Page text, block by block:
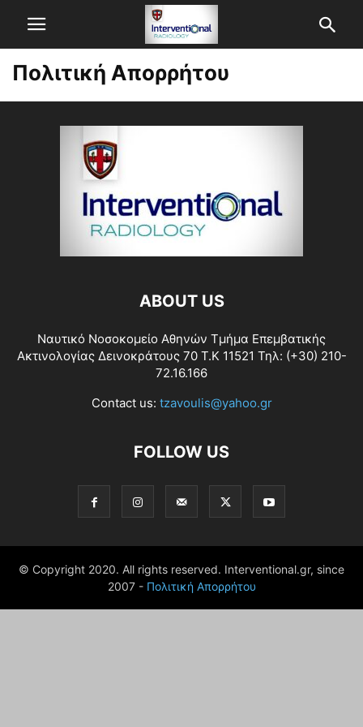
Πολιτική Απορρήτου
ABOUT US
Ναυτικό Νοσοκομείο Αθηνών Τμήμα Επεμβατικής
Ακτινολογίας Δεινοκράτους 70 Τ.Κ 11521 Τηλ: (+30) 210-
72.16.166
Contact us: tzavoulis@yahoo.gr
FOLLOW US
© Copyright 2020. All rights reserved. Interventional.gr, since
2007 - Πολιτική Απορρήτου